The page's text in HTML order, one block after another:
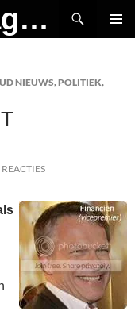
MAD Media Magazine
NIEUWS,POLITIEK,